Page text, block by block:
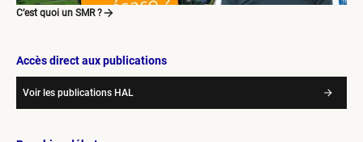
C’est quoi un SMR ?
Accès direct aux publications
Voir les publications HAL